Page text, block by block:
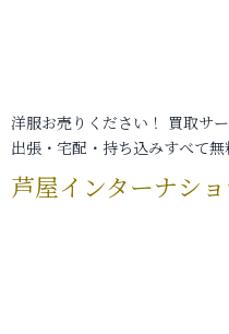
洋服お売りください！ 買取サ
出張・宅配・持ち込みすべて無
芦屋インターナシ